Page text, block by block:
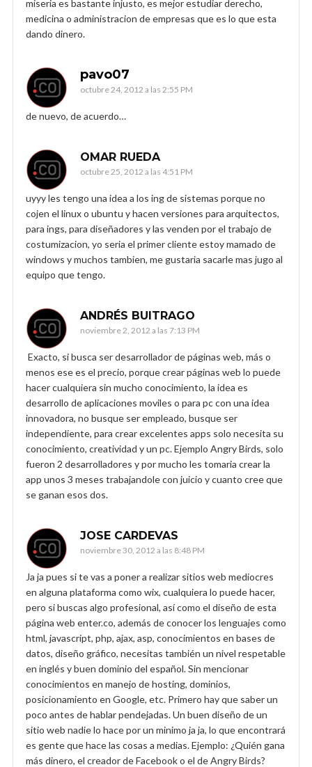
miseria es bastante injusto, es mejor estudiar derecho,
medicina o administracion de empresas que es lo que esta
dando dinero.
pavo07
octubre 24, 2012 a las 2:55 PM
de nuevo, de acuerdo…
OMAR RUEDA
octubre 25, 2012 a las 4:51 PM
uyyy les tengo una idea a los ing de sistemas porque no
cojen el linux o ubuntu y hacen versiones para arquitectos,
para ings, para diseñadores y las venden por el trabajo de
costumizacion, yo seria el primer cliente estoy mamado de
windows y muchos tambien, me gustaria sacarle mas jugo al
equipo que tengo.
ANDRÉS BUITRAGO
noviembre 2, 2012 a las 7:13 PM
Exacto, si busca ser desarrollador de páginas web, más o
menos ese es el precio, porque crear páginas web lo puede
hacer cualquiera sin mucho conocimiento, la idea es
desarrollo de aplicaciones moviles o para pc con una idea
innovadora, no busque ser empleado, busque ser
independiente, para crear excelentes apps solo necesita su
conocimiento, creatividad y un pc. Ejemplo Angry Birds, solo
fueron 2 desarrolladores y por mucho les tomaria crear la
app unos 3 meses trabajandole con juicio y cuanto cree que
se ganan esos dos.
JOSE CARDEVAS
noviembre 30, 2012 a las 8:48 PM
Ja ja pues si te vas a poner a realizar sitios web mediocres
en alguna plataforma como wix, cualquiera lo puede hacer,
pero si buscas algo profesional, así como el diseño de esta
página web enter.co, además de conocer los lenguajes como
html, javascript, php, ajax, asp, conocimientos en bases de
datos, diseño gráfico, necesitas también un nivel respetable
en inglés y buen dominio del español. Sin mencionar
conocimientos en manejo de hosting, dominios,
posicionamiento en Google, etc. Primero hay que saber un
poco antes de hablar pendejadas. Un buen diseño de un
sitio web nadie lo hace por un minimo ja ja, lo que encontrará
es gente que hace las cosas a medias. Ejemplo: ¿Quién gana
más dinero, el creador de Facebook o el de Angry Birds?